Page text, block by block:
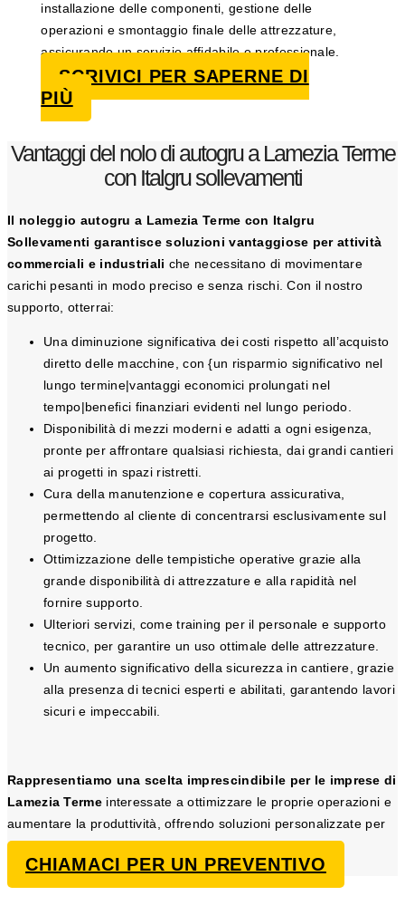
installazione delle componenti, gestione delle
operazioni e smontaggio finale delle attrezzature,
assicurando un servizio affidabile e professionale.
SCRIVICI PER SAPERNE DI
PIÙ
Vantaggi del nolo di autogru a Lamezia Terme
con Italgru sollevamenti
Il noleggio autogru a Lamezia Terme con Italgru
Sollevamenti garantisce soluzioni vantaggiose per attività
commerciali e industriali che necessitano di movimentare
carichi pesanti in modo preciso e senza rischi. Con il nostro
supporto, otterrai:
Una diminuzione significativa dei costi rispetto all’acquisto
diretto delle macchine, con {un risparmio significativo nel
lungo termine|vantaggi economici prolungati nel
tempo|benefici finanziari evidenti nel lungo periodo.
Disponibilità di mezzi moderni e adatti a ogni esigenza,
pronte per affrontare qualsiasi richiesta, dai grandi cantieri
ai progetti in spazi ristretti.
Cura della manutenzione e copertura assicurativa,
permettendo al cliente di concentrarsi esclusivamente sul
progetto.
Ottimizzazione delle tempistiche operative grazie alla
grande disponibilità di attrezzature e alla rapidità nel
fornire supporto.
Ulteriori servizi, come training per il personale e supporto
tecnico, per garantire un uso ottimale delle attrezzature.
Un aumento significativo della sicurezza in cantiere, grazie
alla presenza di tecnici esperti e abilitati, garantendo lavori
sicuri e impeccabili.
Rappresentiamo una scelta imprescindibile per le imprese di
Lamezia Termeinteressate a ottimizzare le proprie operazioni e
aumentare la produttività, offrendo soluzioni personalizzate per
ogni progetto di sollevamento e movimentazione.
CHIAMACI PER UN PREVENTIVO